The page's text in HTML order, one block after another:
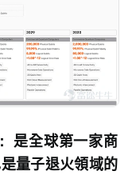
是全球第一家商
量子退火領域的